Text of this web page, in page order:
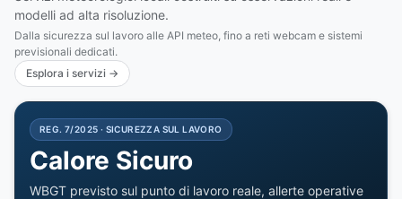
modelli ad alta risoluzione.
Dalla sicurezza sul lavoro alle API meteo, fino a reti webcam e sistemi
previsionali dedicati.
Esplora i servizi →
REG. 7/2025 · SICUREZZA SUL LAVORO
Calore Sicuro
WBGT previsto sul punto di lavoro reale, allerte operative